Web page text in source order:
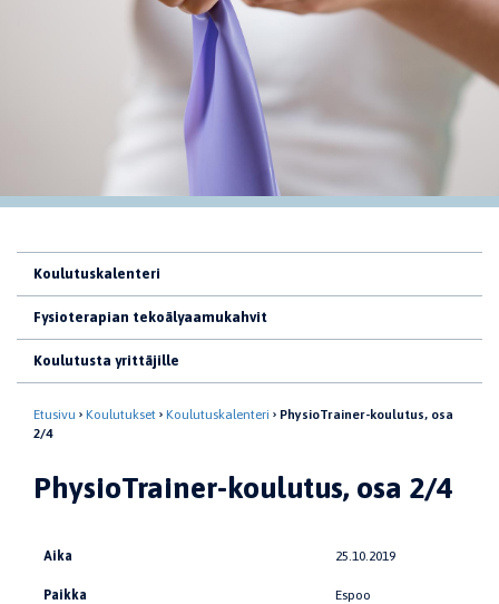
Koulutuskalenteri
Fysioterapian tekoälyaamukahvit
Koulutusta yrittäjille
Etusivu Koulutukset Koulutuskalenteri
PhysioTrainer-koulutus, osa
2/4
PhysioTrainer-koulutus, osa 2/4
Aika 25.10.2019
Paikka Espoo